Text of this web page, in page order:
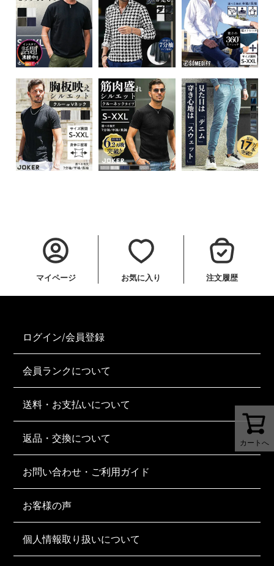
カートへ
マイページ お気に入り 注文履歴
ログイン/会員登録
会員ランクについて
送料・お支払いについて
返品・交換について
お問い合わせ・ご利用ガイド
お客様の声
個人情報取り扱いについて